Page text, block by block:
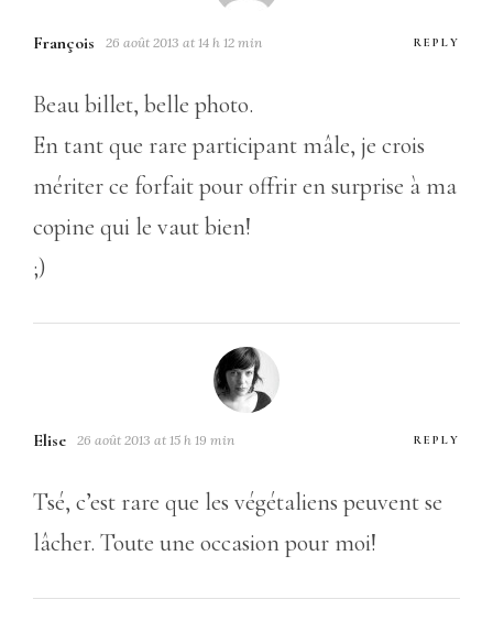
François 26 août 2013 at 14 h 12 min REPLY
Beau billet, belle photo.
En tant que rare participant mâle, je crois
mériter ce forfait pour offrir en surprise à ma
copine qui le vaut bien!
;)
Elise 26 août 2013 at 15 h 19 min REPLY
Tsé, c’est rare que les végétaliens peuvent se
lâcher. Toute une occasion pour moi!